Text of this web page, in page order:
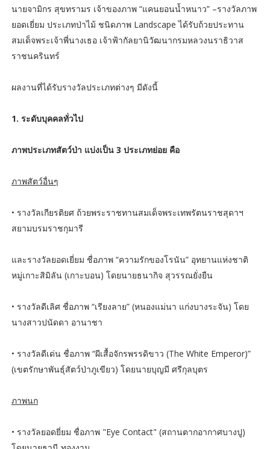
นายจามิกร สุขทรามร เจ้าของภาพ “แคนยอนน้ำหนาว” –รางวัลภาพ
ยอดเยี่ยม ประเภทป่าไม้ ชนิดภาพ Landscape ได้รับถ้วยประทาน
สมเด็จพระเจ้าพี่นางเธอ เจ้าฟ้ากัลยานิวัฒนากรมหลวงนราธิวาส
ราชนครินทร์
ผลงานที่ได้รับรางวัลประเภทต่างๆ มีดังนี้
1. ระดับบุคคลทั่วไป
ภาพประเภทสัตว์ป่า แบ่งเป็น 3 ประเภทย่อย คือ
ภาพสัตว์อื่นๆ
• รางวัลเกียรติยศ ถ้วยพระราชทานสมเด็จพระเทพรัตนราชสุดาฯ
สยามบรมราชกุมารี
และรางวัลยอดเยี่ยม ชื่อภาพ “ความรักของโรนัน” อุทยานแห่งชาติ
หมู่เกาะสิมิลัน (เกาะบอน) โดยนายธนากิจ สุวรรณยั่งยืน
• รางวัลดีเลิศ ชื่อภาพ “เรียงลาย” (หนองแม่นา แก่งบางระจัน) โดย
นางสาวปนัดดา อานาชา
• รางวัลดีเด่น ชื่อภาพ “ผีเสื้อจักรพรรดิขาว (The White Emperor)”
(เขตรักษาพันธุ์สัตว์ป่าภูเขียว) โดยนายบุญมี ศรีกุลบุตร
ภาพนก
• รางวัลยอดยี่ยม ชื่อภาพ "Eye Contact" (สถานตากอากาศบางปู)